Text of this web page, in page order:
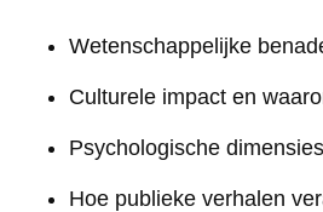
Wetenschappelijke
Culturele impact en
Psychologische
Hoe publieke verhalen